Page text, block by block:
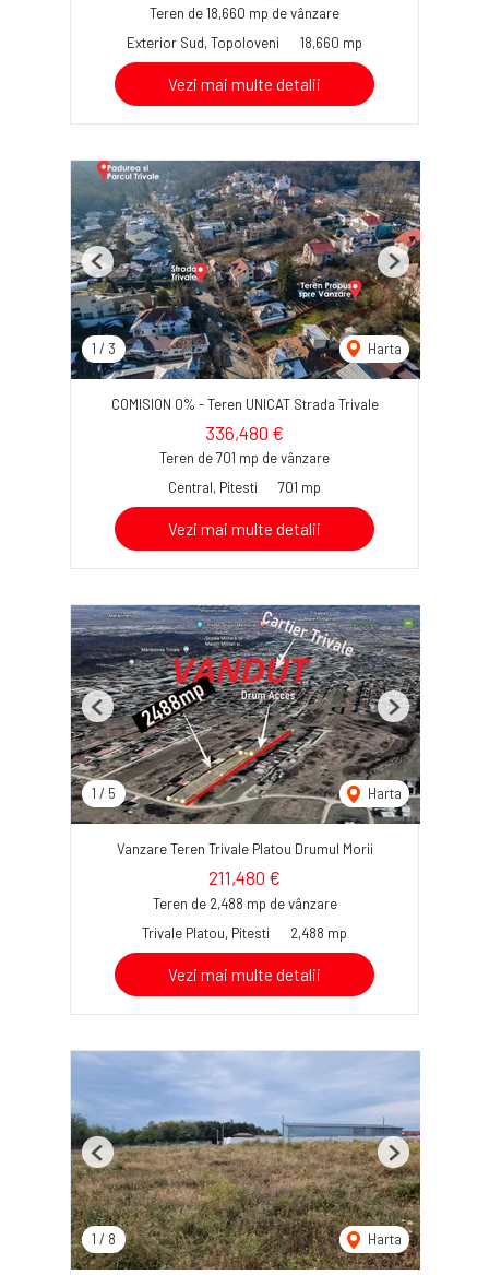
Teren de 18,660 mp de vânzare
Exterior Sud, Topoloveni
18,660 mp
Vezi mai multe detalii
1 / 3 Harta
Previous Next
COMISION 0% - Teren UNICAT Strada Trivale
336,480 €
Teren de 701 mp de vânzare
Central, Pitesti
701 mp
Vezi mai multe detalii
1 / 5 Harta
Previous Next
Vanzare Teren Trivale Platou Drumul Morii
211,480 €
Teren de 2,488 mp de vânzare
Trivale Platou, Pitesti
2,488 mp
Vezi mai multe detalii
1 / 8 Harta
Previous Next